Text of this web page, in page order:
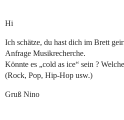
Hi
Ich schätze, du hast dich im Brett
Anfrage Musikrecherche.
Könnte es „cold as ice“ sein ?
(Rock, Pop, Hip-Hop usw.)
Gruß Nino